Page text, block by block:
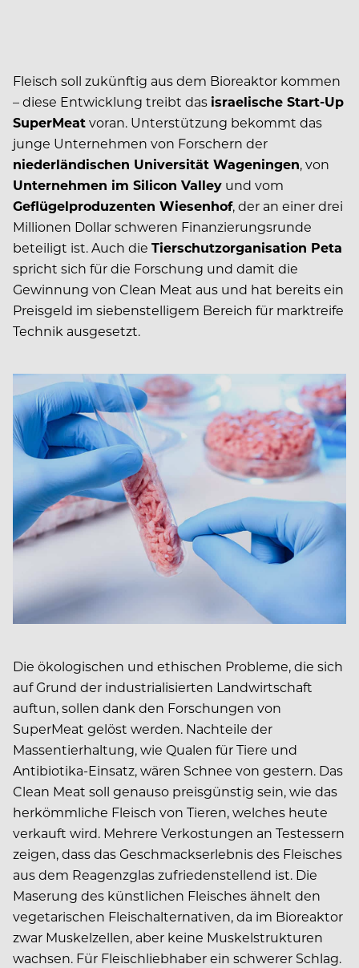
Fleisch soll zukünftig aus dem Bioreaktor kommen
– diese Entwicklung treibt das israelische Start-Up
SuperMeatvoran. Unterstützung bekommt das
junge Unternehmen von Forschern der
niederländischen Universität Wageningen, von
Unternehmen im Silicon Valley und vom
Geflügelproduzenten Wiesenhof, der an einer drei
Millionen Dollar schweren Finanzierungsrunde
beteiligt ist. Auch die Tierschutzorganisation Peta
spricht sich für die Forschung und damit die
Gewinnung von Clean Meat aus und hat bereits ein
Preisgeld im siebenstelligem Bereich für marktreife
Technik ausgesetzt.
Die ökologischen und ethischen Probleme, die sich
auf Grund der industrialisierten Landwirtschaft
auftun, sollen dank den Forschungen von
SuperMeat gelöst werden. Nachteile der
Massentierhaltung, wie Qualen für Tiere und
Antibiotika-Einsatz, wären Schnee von gestern. Das
Clean Meat soll genauso preisgünstig sein, wie das
herkömmliche Fleisch von Tieren, welches heute
verkauft wird. Mehrere Verkostungen an Testessern
zeigen, dass das Geschmackserlebnis des Fleisches
aus dem Reagenzglas zufriedenstellend ist. Die
Maserung des künstlichen Fleisches ähnelt den
vegetarischen Fleischalternativen, da im Bioreaktor
zwar Muskelzellen, aber keine Muskelstrukturen
wachsen. Für Fleischliebhaber ein schwerer Schlag.